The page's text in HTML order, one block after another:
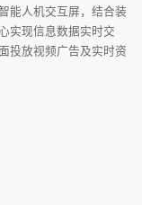
能人机交互屏，结合装
实现信息数据实时交
投放视频广告及实时资